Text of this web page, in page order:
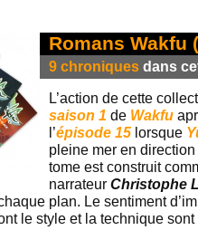
Romans Wakfu
9 chroniques dans
L’action de cette
saison 1 de Wakfu
l’épisode 15 lorsque
pleine mer en direction
tome est construit
narrateur Christophe
plan. Le sentiment
le style et la technique